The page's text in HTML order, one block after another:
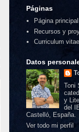
Páginas
Página principal
Recursos y
Curriculum vitae
Datos
Toni
y
del
Castelló, España.
Ver todo mi perfil